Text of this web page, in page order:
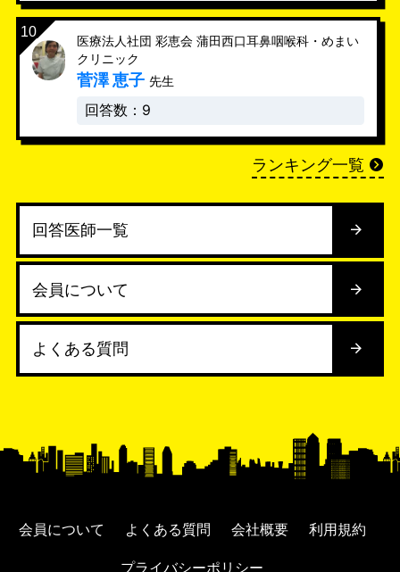
医療法人社団 彩恵会 蒲田西口耳鼻咽喉科・めまい
クリニック
菅澤 恵子 先生
回答数：9
ランキング一覧
回答医師一覧
会員について
よくある質問
会員について よくある質問 会社概要 利用規約
プライバシーポリシー